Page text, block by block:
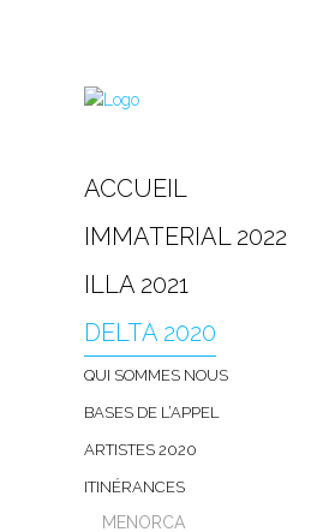
ACCUEIL
IMMATERIAL 2022
ILLA 2021
DELTA 2020
QUI SOMMES NOUS
BASES DE L’APPEL
ARTISTES 2020
ITINÉRANCES
MENORCA